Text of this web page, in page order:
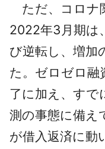
ただ、コロナ
2022年3月期は
び逆転し、増加
た。ゼロゼロ融
了に加え、すで
測の事態に備え
が借入返済に動